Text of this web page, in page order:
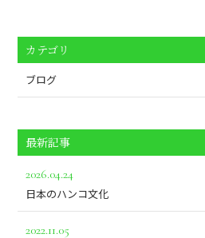
カテゴリ
ブログ
最新記事
2026.04.24
日本のハンコ文化
2022.11.05